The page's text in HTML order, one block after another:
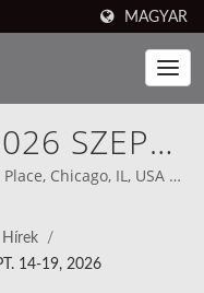
MAGYAR
SZEPT.
Legjobb
A
Chicago, IL, USA |
tűzte ki célul, hogy
ellen.
Hírek
/
14-19, 2026